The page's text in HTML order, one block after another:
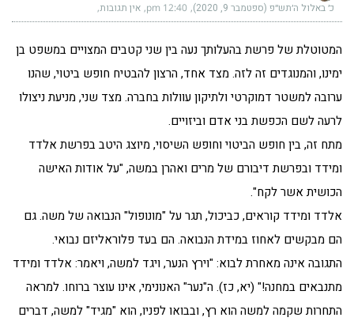
כ׳ באלול ה׳תש״פ (ספטמבר 9, 2020) 12:40 pm אין תגובות
המטוטלת של פרשת בהעלותך נעה בין שני קטבים המצויים במשפט בן
ימינו, והמנוגדים זה לזה. מצד אחד, הרצון להבטיח חופש ביטוי, שהנו
ערובה למשטר דמוקרטי ולתיקון עוולות בחברה. מצד שני, מניעת ניצולו
לרעה לשם הכפשת בני אדם וביזויים.
מתח זה, בין חופש הביטוי וחופש השיסוי, מיוצג היטב בפרשת אלדד
ומידד ובפרשת דיבורם של מרים ואהרן במשה, "על אודות האישה
הכושית אשר לקח".
אלדד ומידד קוראים, כביכול, תגר על "מונופול" הנבואה של משה. גם
הם מבקשים לאחוז במידת הנבואה. הם בעד פלוראליזם נבואי.
התגובה אינה מאחרת לבוא: "וירץ הנער, ויגד למשה, ויאמר: אלדד ומידד
מתנבאים במחנה!" (יא, כז). ה"נער" האנונימי, אינו עוצר ברוחו. למראה
התחרות שקמה למשה הוא רץ, ובבואו לפניו, הוא "מגיד" למשה, דברים